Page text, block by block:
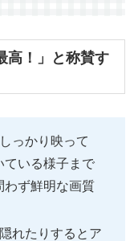
高！」と称賛す
っかり映って
ている様子まで
わず鮮明な画質
れたりするとア